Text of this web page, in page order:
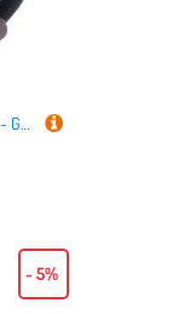
Nomad Tales Spirit Halsband, ebony - Größe M: 40 - 46 cm Halsumfang, 35 mm breit
- 5%